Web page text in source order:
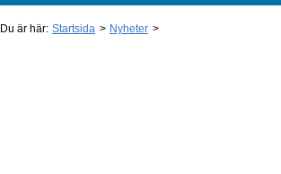
Du är här: Startsida Nyheter